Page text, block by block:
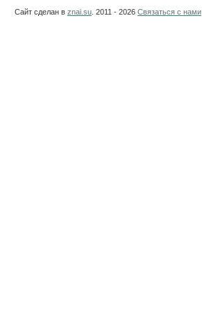
Сайт сделан в znai.su . 2011 - 2026 Связаться с нами